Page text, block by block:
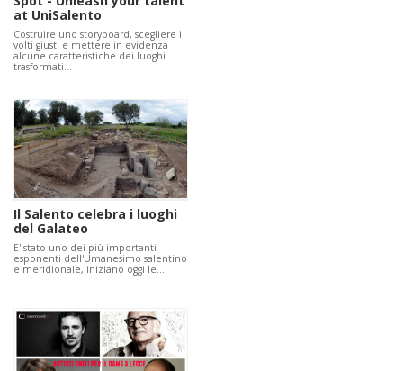
at UniSalento
Costruire uno storyboard, scegliere i
volti giusti e mettere in evidenza
alcune caratteristiche dei luoghi
trasformati…
Il Salento celebra i luoghi
del Galateo
E' stato uno dei più importanti
esponenti dell'Umanesimo salentino
e meridionale, iniziano oggi le…